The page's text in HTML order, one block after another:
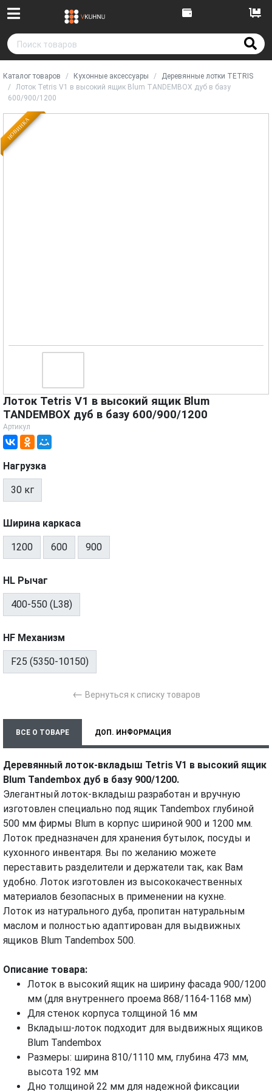
Каталог товаров Кухонные аксессуары
Деревянные лотки TETRIS
Лоток Tetris V1 в высокий ящик Blum TANDEMBOX дуб в базу
600/900/1200
НОВИНКА
Лоток Tetris V1 в высокий ящик Blum
TANDEMBOX дуб в базу 600/900/1200
Артикул
Нагрузка
30 кг
Ширина каркаса
1200 600 900
HL Рычаг
400-550 (L38)
HF Механизм
F25 (5350-10150)
← Вернуться к списку товаров
ВСЕ О ТОВАРЕ ДОП. ИНФОРМАЦИЯ
Деревянный лоток-вкладыш Tetris V1 в высокий ящик
Blum Tandembox дуб в базу 900/1200.
Элегантный лоток-вкладыш разработан и вручную
изготовлен специально под ящик Tandembox глубиной
500 мм фирмы Blum в корпус шириной 900 и 1200 мм.
Лоток предназначен для хранения бутылок, посуды и
кухонного инвентаря. Вы по желанию можете
переставить разделители и держатели так, как Вам
удобно. Лоток изготовлен из высококачественных
материалов безопасных в применении на кухне.
Лоток из натурального дуба, пропитан натуральным
маслом и полностью адаптирован для выдвижных
ящиков Blum Tandembox 500.
Описание товара:
Лоток в высокий ящик на ширину фасада 900/1200
мм (для внутреннего проема 868/1164-1168 мм)
Для стенок корпуса толщиной 16 мм
Вкладыш-лоток подходит для выдвижных ящиков
Blum Tandembox
Размеры: ширина 810/1110 мм, глубина 473 мм,
высота 192 мм
Дно толщиной 22 мм для надежной фиксации